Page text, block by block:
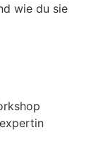
wie du sie